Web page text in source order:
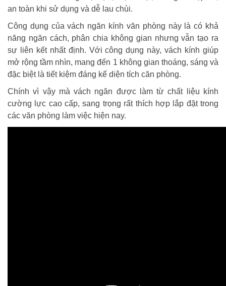
an toàn khi sử dụng và dễ lau chùi.
Công dụng của vách ngăn kính văn phòng này là có khả
năng ngăn cách, phân chia không gian nhưng vẫn tạo ra
sự liên kết nhất định. Với công dụng này, vách kính giúp
mở rộng tầm nhìn, mang đến 1 không gian thoáng, sáng và
đặc biệt là tiết kiệm đáng kể diện tích căn phòng.
Chính vì vậy mà vách ngăn được làm từ chất liệu kính
cường lực cao cấp, sang trọng rất thích hợp lắp đặt trong
các văn phòng làm việc hiện nay.